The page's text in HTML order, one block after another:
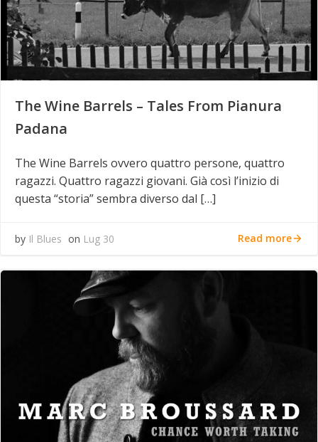
The Wine Barrels – Tales From Pianura
Padana
The Wine Barrels ovvero quattro persone, quattro
ragazzi. Quattro ragazzi giovani. Già così l’inizio di
questa “storia” sembra diverso dal […]
by Il Blues on Lug 30 Read more